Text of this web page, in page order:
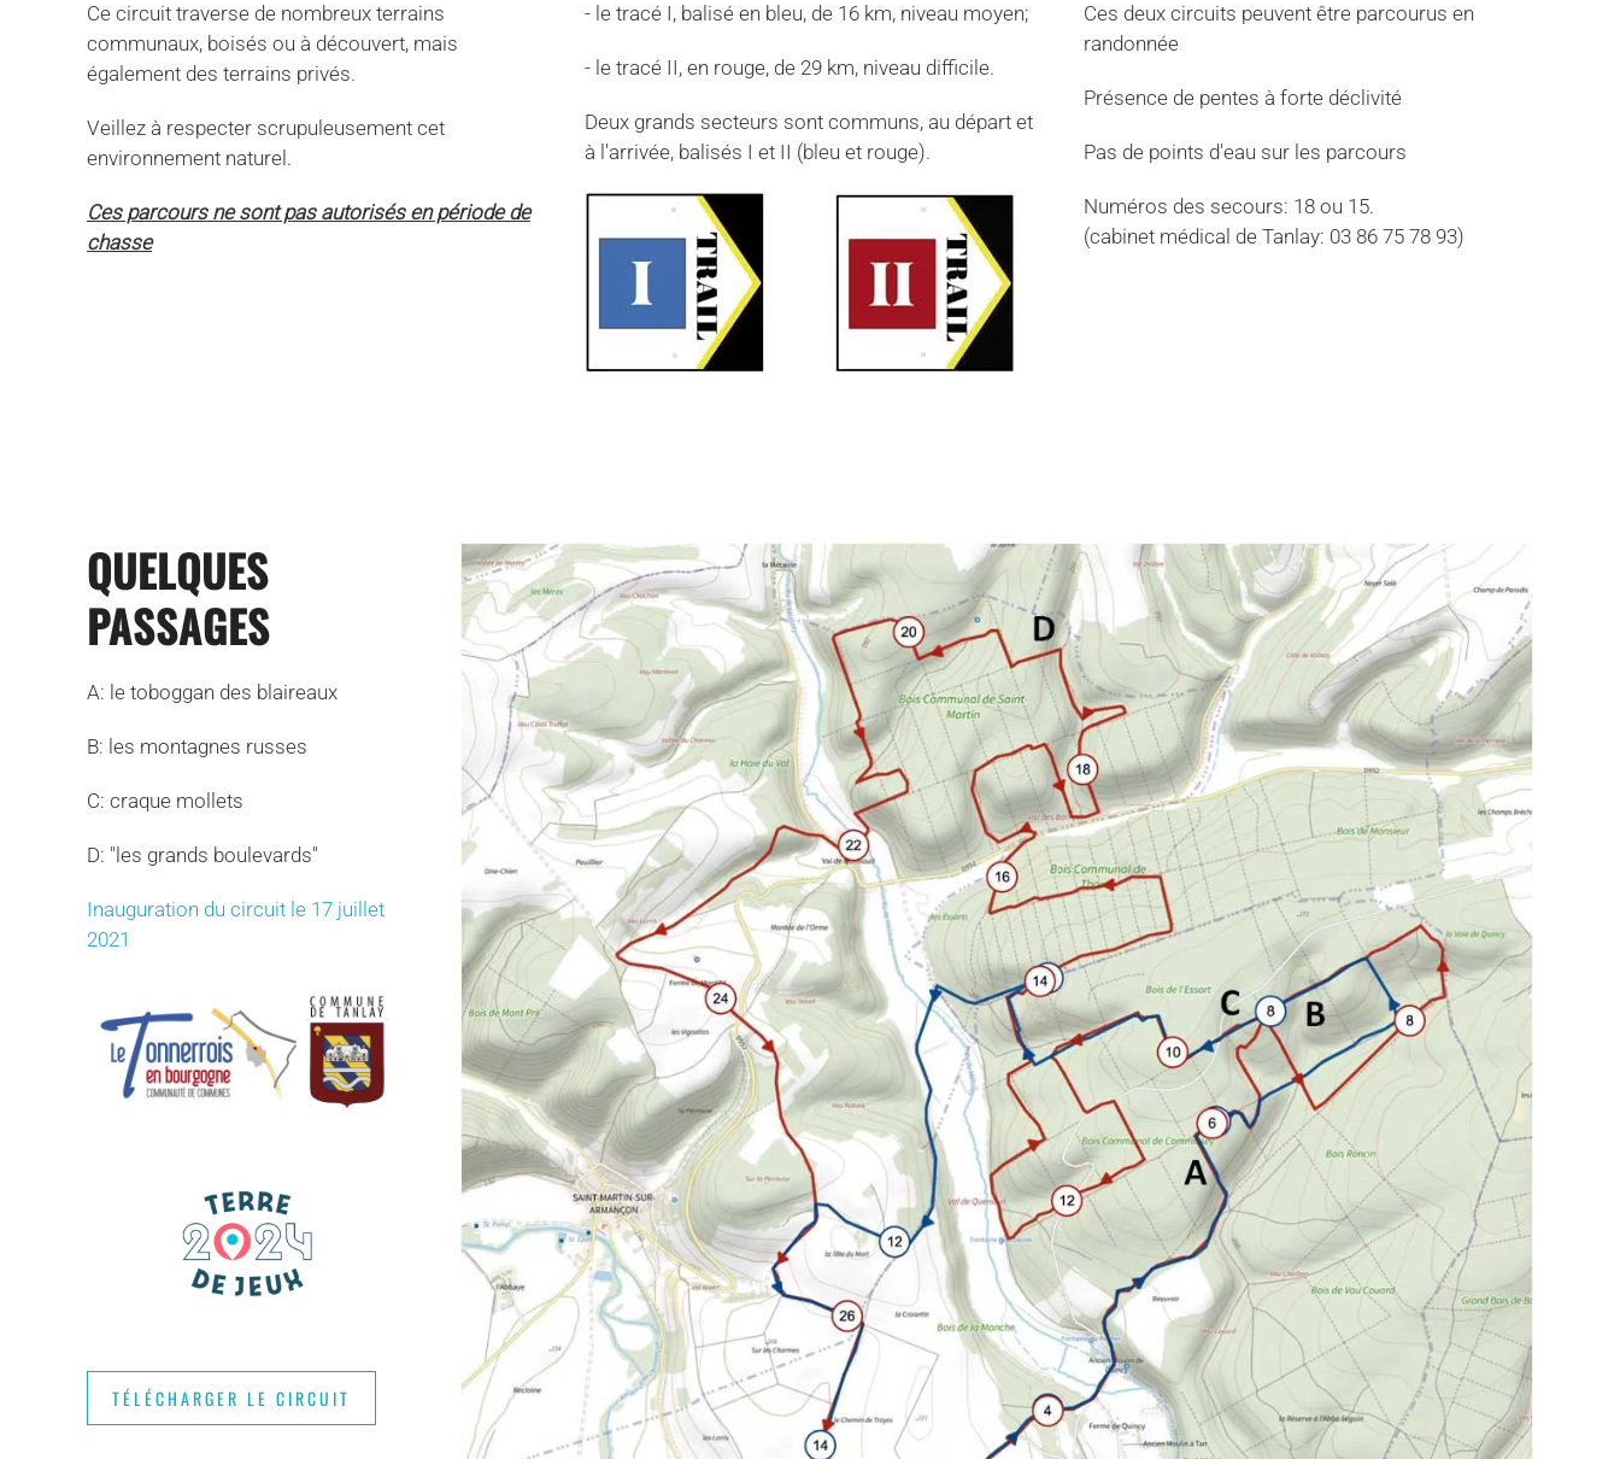
Ce circuit traverse de nombreux terrains
communaux, boisés ou à découvert, mais
également des terrains privés.
Veillez à respecter scrupuleusement cet
environnement naturel.
Ces parcours ne sont pas autorisés en période de
chasse
- le tracé I, balisé en bleu, de 16 km, niveau moyen;
- le tracé II, en rouge, de 29 km, niveau difficile.
Deux grands secteurs sont communs, au départ et
à l'arrivée, balisés I et II (bleu et rouge).
Ces deux circuits peuvent être parcourus en
randonnée
Présence de pentes à forte déclivité
Pas de points d'eau sur les parcours
Numéros des secours: 18 ou 15.
(cabinet médical de Tanlay: 03 86 75 78 93)
QUELQUES
PASSAGES
A: le toboggan des blaireaux
B: les montagnes russes
C: craque mollets
D: "les grands boulevards"
Inauguration du circuit le 17 juillet
2021
TÉLÉCHARGER LE CIRCUIT